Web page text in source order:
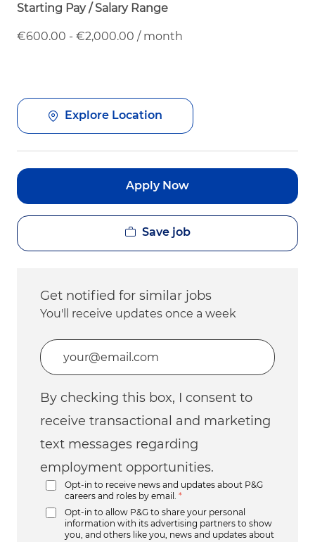
Starting Pay / Salary Range
€600.00 - €2,000.00 / month
Explore Location
Apply Now
Save job
Get notified for similar jobs
You'll receive updates once a week
Enter Email address (Required)
By checking this box, I consent to
receive transactional and marketing
text messages regarding
employment opportunities.
Opt-in to receive news and updates about P&G
careers and roles by email.
*
Opt-in to allow P&G to share your personal
information with its advertising partners to show
you, and others like you, news and updates about